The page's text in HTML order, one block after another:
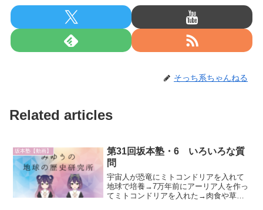
そっち系ちゃんねる
Related articles
坂本塾【動画】
第31回坂本塾・6 いろいろな質
問
宇宙人が恐竜にミトコンドリアを入れて
地球で培養→7万年前にアーリア人を作っ
てミトコンドリアを入れた→肉食や草食